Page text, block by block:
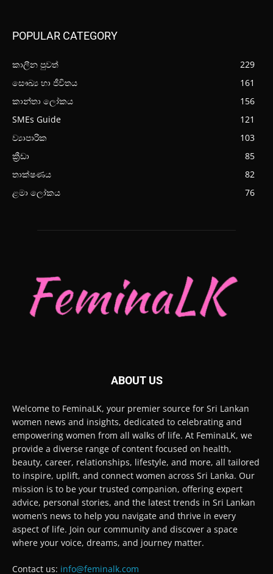
POPULAR CATEGORY
කාලීන පුවත්
229
සෞඛ්‍ය හා ජීවිතය
161
කාන්තා ලෝකය
156
SMEs Guide
121
ව්‍යාපාරික
103
ක්‍රීඩා
85
තාක්ෂණය
82
ළමා ලෝකය
76
ABOUT US
Welcome to FeminaLK, your premier source for Sri Lankan
women news and insights, dedicated to celebrating and
empowering women from all walks of life. At FeminaLK, we
provide a diverse range of content focused on health,
beauty, career, relationships, lifestyle, and more, all tailored
to inspire, uplift, and connect women across Sri Lanka. Our
mission is to be your trusted companion, offering expert
advice, personal stories, and the latest trends in Sri Lankan
women’s news to help you navigate and thrive in every
aspect of life. Join our community and discover a space
where your voice, dreams, and journey matter.
Contact us: info@feminalk.com